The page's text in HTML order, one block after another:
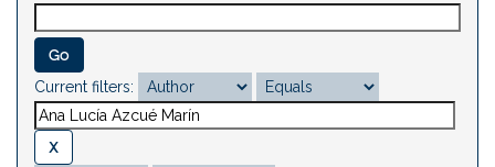
Current filters: